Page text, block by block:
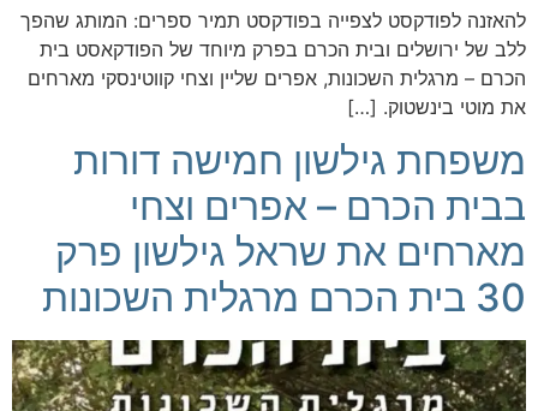
להאזנה לפודקסט לצפייה בפודקסט תמיר ספרים: המותג שהפך
ללב של ירושלים ובית הכרם בפרק מיוחד של הפודקאסט בית
הכרם – מרגלית השכונות, אפרים שליין וצחי קווטינסקי מארחים
את מוטי בינשטוק. […]
משפחת גילשון חמישה דורות
בבית הכרם – אפרים וצחי
מארחים את שראל גילשון פרק
30 בית הכרם מרגלית השכונות